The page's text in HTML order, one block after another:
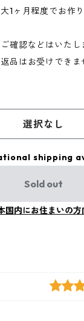
1ヶ月程度でお作
確認などはいたし
品はお受けできま
選択なし
shipping
Sold out
国内にお住まいの方